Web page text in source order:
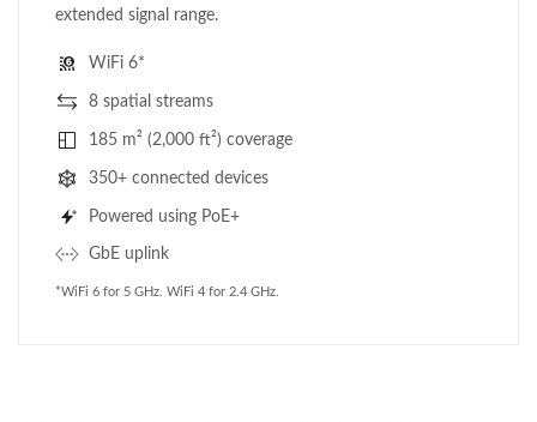
extended signal range.
WiFi 6*
8 spatial streams
185 m² (2,000 ft²) coverage
350+ connected devices
Powered using PoE+
GbE uplink
*WiFi 6 for 5 GHz. WiFi 4 for 2.4 GHz.